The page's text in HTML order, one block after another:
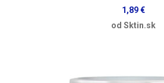
1,89 €
od Sktin.sk